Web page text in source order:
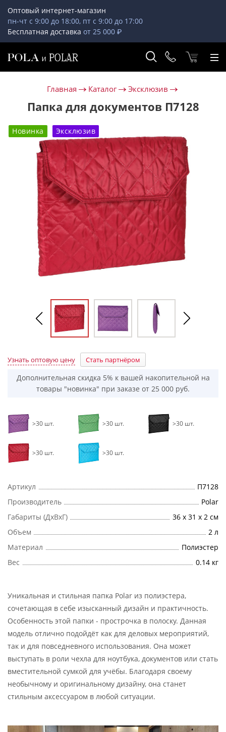
Оптовый интернет-магазин
пн-чт с 9:00 до 18:00, пт с 9:00 до 17:00
Бесплатная доставка от 25 000 ₽
Главная Каталог Эксклюзив
Папка для документов П7128
Новинка Эксклюзив
Узнать оптовую цену Стать партнёром
Дополнительная скидка 5% к вашей накопительной на
товары "новинка" при заказе от 25 000 руб.
>30 шт. >30 шт. >30 шт.
>30 шт. >30 шт.
Артикул
П7128
Производитель
Polar
Габариты (ДхВхГ)
36 х 31 х 2 см
Объем
2 л
Материал
Полиэстер
Вес
0.14 кг
Уникальная и стильная папка Polar из полиэстера,
сочетающая в себе изысканный дизайн и практичность.
Особенность этой папки - прострочка в полоску. Данная
модель отлично подойдёт как для деловых мероприятий,
так и для повседневного использования. Она может
выступать в роли чехла для ноутбука, документов или стать
вместительной сумкой для учёбы. Благодаря своему
необычному и оригинальному дизайну, она станет
стильным аксессуаром в любой ситуации.